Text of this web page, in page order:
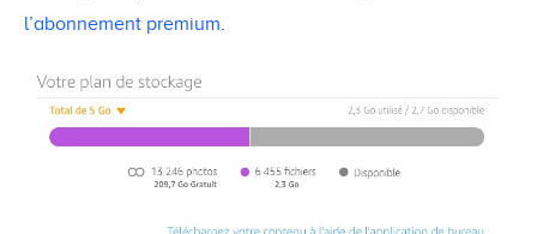
l’abonnement premium